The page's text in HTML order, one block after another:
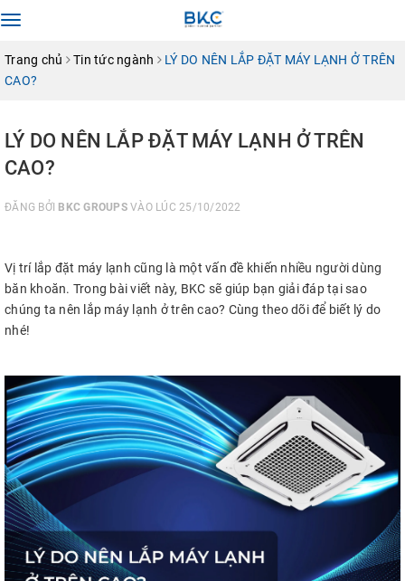
Toggle
Trang chủ
Tin tức ngành
LÝ DO NÊN LẮP ĐẶT MÁY LẠNH Ở TRÊN
CAO?
LÝ DO NÊN LẮP ĐẶT MÁY LẠNH Ở TRÊN
CAO?
ĐĂNG BỞI BKC GROUPSVÀO LÚC 25/10/2022
Vị trí lắp đặt máy lạnh cũng là một vấn đề khiến nhiều người dùng
băn khoăn. Trong bài viết này, BKC sẽ giúp bạn giải đáp tại sao
chúng ta nên lắp máy lạnh ở trên cao? Cùng theo dõi để biết lý do
nhé!